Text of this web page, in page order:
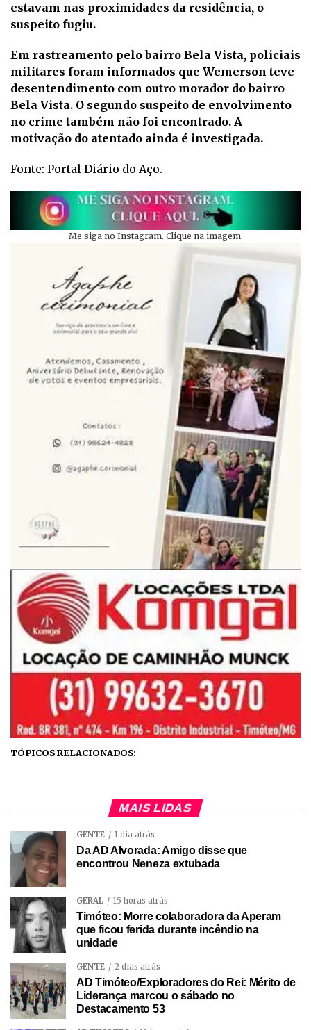
estavam nas proximidades da residência, o
suspeito fugiu.
Em rastreamento pelo bairro Bela Vista, policiais
militares foram informados que Wemerson teve
desentendimento com outro morador do bairro
Bela Vista. O segundo suspeito de envolvimento
no crime também não foi encontrado. A
motivação do atentado ainda é investigada.
Fonte: Portal Diário do Aço.
Me siga no Instagram. Clique na imagem.
TÓPICOS RELACIONADOS:
MAIS LIDAS
GENTE 1 dia atrás
Da AD Alvorada: Amigo disse que
encontrou Neneza extubada
GERAL 15 horas atrás
Timóteo: Morre colaboradora da Aperam
que ficou ferida durante incêndio na
unidade
GENTE 2 dias atrás
AD Timóteo/Exploradores do Rei: Mérito de
Liderança marcou o sábado no
Destacamento 53